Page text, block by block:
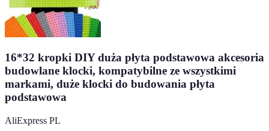
16*32 kropki DIY duża płyta podstawowa akcesoria
budowlane klocki, kompatybilne ze wszystkimi
markami, duże klocki do budowania płyta
podstawowa
AliExpress PL